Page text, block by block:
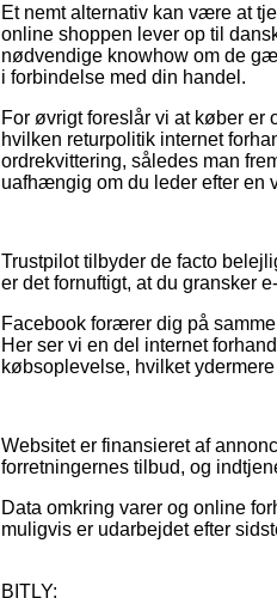
Et nemt alternativ kan være at
online shoppen lever op til
nødvendige knowhow om de
i forbindelse med din handel.
For øvrigt foreslår vi at køber
hvilken returpolitik internet
ordrekvittering, således man
uafhængig om du leder efter en
Trustpilot tilbyder de facto
er det fornuftigt, at du gransker
Facebook forærer dig på
Her ser vi en del internet
købsoplevelse, hvilket
Websitet er finansieret af
forretningernes tilbud, og
Data omkring varer og online
muligvis er udarbejdet efter
BITLY: